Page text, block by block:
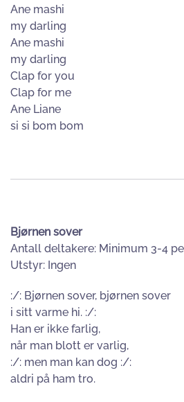
Ane mashi
my darling
Ane mashi
my darling
Clap for you
Clap for me
Ane Liane
si si bom bom
Bjørnen sover
Antall deltakere: Minimum 3-4
Utstyr: Ingen
:/: Bjørnen sover, bjørnen sover
i sitt varme hi. :/:
Han er ikke farlig,
når man blott er varlig,
:/: men man kan dog :/:
aldri på ham tro.